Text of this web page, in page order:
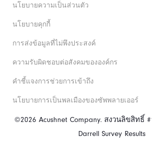
©2026 Acushnet Company. สงวนลิขสิทธิ์
Darrell Survey Results
นโยบายความเป็นส่วนตัว
นโยบายคุกกี้
การส่งข้อมูลที่ไม่พึงประสงค์
ความรับผิดชอบต่อสังคมขององค์กร
คําชี้แจงการช่วยการเข้าถึง
นโยบายการเป็นพลเมืองของซัพพลายเออร์